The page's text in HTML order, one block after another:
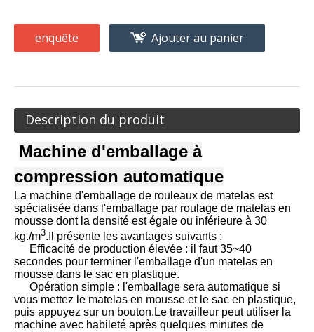
enquête Ajouter au panier
Description du produit
Machine d'emballage à
compression automatique
La machine d'emballage de rouleaux de matelas est
spécialisée dans l'emballage par roulage de matelas en
mousse dont la densité est égale ou inférieure à 30
kg./m3.Il présente les avantages suivants :
Efficacité de production élevée : il faut 35~40
secondes pour terminer l'emballage d'un matelas en
mousse dans le sac en plastique.
Opération simple : l'emballage sera automatique si
vous mettez le matelas en mousse et le sac en plastique,
puis appuyez sur un bouton.Le travailleur peut utiliser la
machine avec habileté après quelques minutes de